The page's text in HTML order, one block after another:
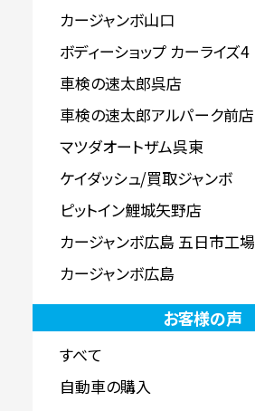
カージャンボ山口
ボディーショップ カーライズ4
車検の速太郎呉店
車検の速太郎アルパーク前店
マツダオートザム呉東
ケイダッシュ/買取ジャンボ
ピットイン鯉城矢野店
カージャンボ広島 五日市工場
カージャンボ広島
お客様の声
すべて
自動車の購入